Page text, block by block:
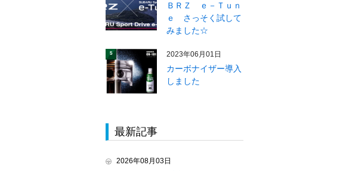
ＢＲＺ ｅ－Ｔｕｎ
ｅ さっそく試して
みました☆
5 2023年06月01日
カーボナイザー導入
しました
最新記事
2026年08月03日